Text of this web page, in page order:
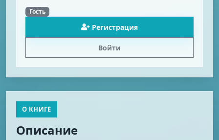
Гость
Регистрация
Войти
О КНИГЕ
Описание